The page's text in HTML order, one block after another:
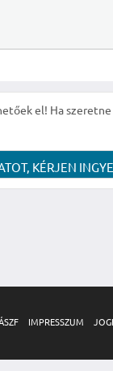
el! Ha
KÉRJEN
IMPRESSZUM